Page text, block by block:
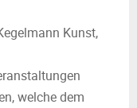
Kunst,
welche dem